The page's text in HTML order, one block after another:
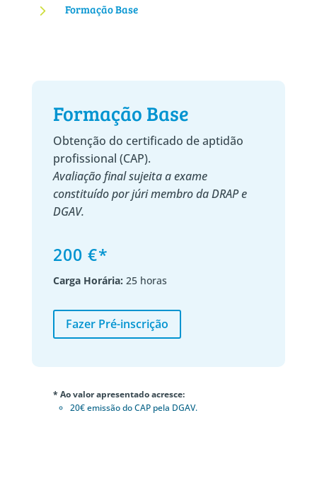
5 Formação Base
Formação Base
Obtenção do certificado de aptidão
profissional (CAP).
Avaliação final sujeita a exame
constituído por júri membro da DRAP e
DGAV.
200 €*
Carga Horária: 25 horas
Fazer Pré-inscrição
* Ao valor apresentado acresce:
20€ emissão do CAP pela DGAV.